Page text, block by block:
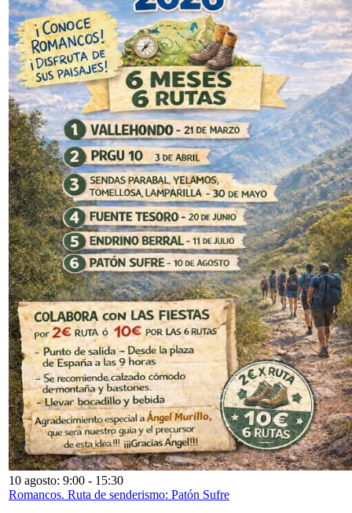
10 agosto: 9:00 - 15:30
Romancos. Ruta de senderismo: Patón Sufre